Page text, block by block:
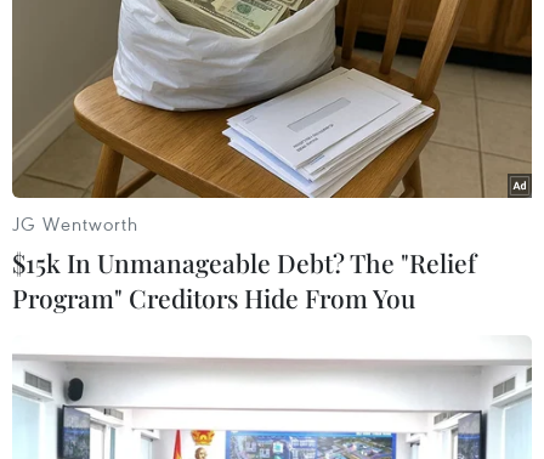
05/09/2019 13:33
Tại Trung Quốc, một xạ thủ đã dùng phương pháp đặc
biệt là bắn xuyên qua khu vực dưới chân đồng nghiệp
để hạ gục một kẻ bắt giữ con tin trong tàu điện ngầm.
JG Wentworth
$15k In Unmanageable Debt? The "Relief
Program" Creditors Hide From You